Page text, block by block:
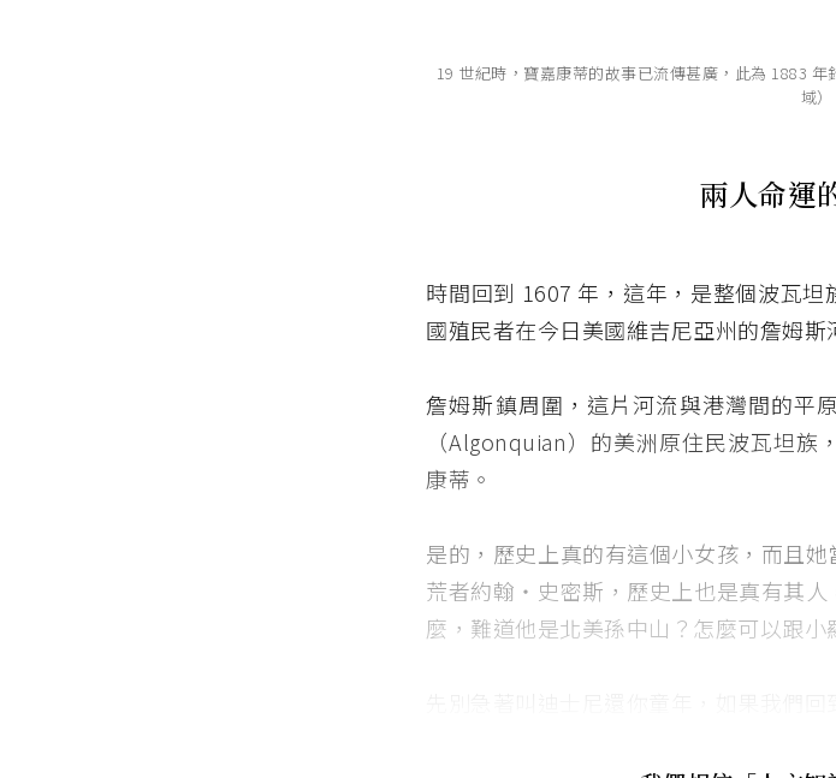
19 世紀時，寶嘉康蒂的故事已流傳甚廣，此為 1883
域）
兩人命運
時間回到 1607 年，這年，是整個波瓦
國殖民者在今日美國維吉尼亞州的詹姆
詹姆斯鎮周圍，這片河流與港灣間的平
（Algonquian）的美洲原住民波瓦坦
康蒂。
是的，歷史上真的有這個小女孩，而且
荒者約翰・史密斯，歷史上也是真有其
麼，難道他是北美孫中山？怎麼可以跟小